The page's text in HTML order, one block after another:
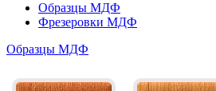
Образцы МДФ
Фрезеровки МДФ
Образцы МДФ